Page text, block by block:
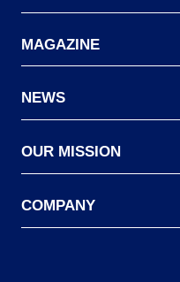
MAGAZINE
NEWS
OUR MISSION
COMPANY